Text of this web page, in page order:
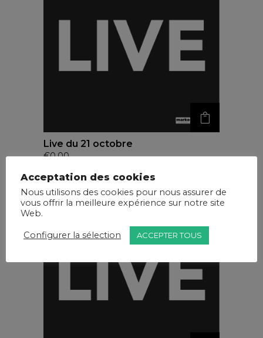
Live du 21 octobre
€0,00
Acceptation des cookies
Nous utilisons des cookies pour nous assurer de
vous offrir la meilleure expérience sur notre site
Web.
Configurer la sélection ACCEPTER TOUS